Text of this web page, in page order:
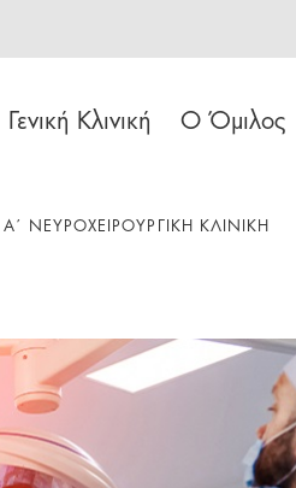
Γενική Κλινική Ο Όμιλος
Α΄ ΝΕΥΡΟΧΕΙΡΟΥΡΓΙΚΗ ΚΛΙΝΙΚΗ